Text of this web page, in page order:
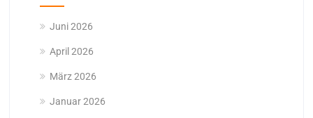
Juni 2026
April 2026
März 2026
Januar 2026